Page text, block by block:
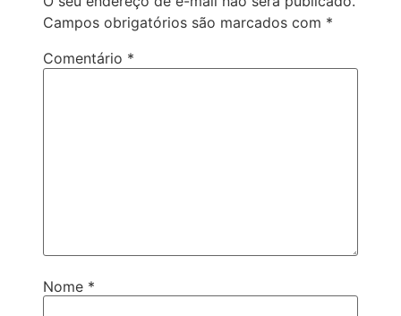
Campos obrigatórios são marcados com *
Comentário *
Nome *